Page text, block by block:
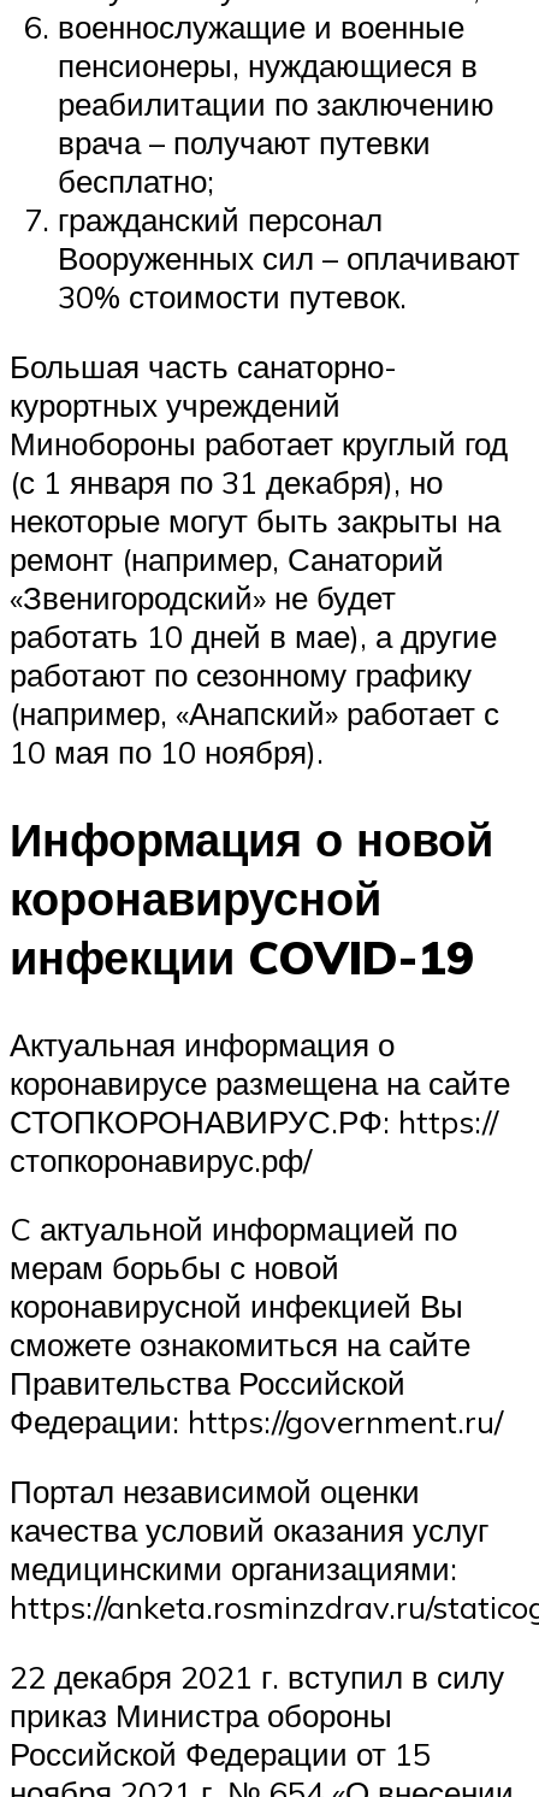
военнослужащие и военные
пенсионеры, нуждающиеся в
реабилитации по заключению
врача – получают путевки
бесплатно;
гражданский персонал
Вооруженных сил – оплачивают
30% стоимости путевок.
Большая часть санаторно-
курортных учреждений
Минобороны работает круглый год
(с 1 января по 31 декабря), но
некоторые могут быть закрыты на
ремонт (например, Санаторий
«Звенигородский» не будет
работать 10 дней в мае), а другие
работают по сезонному графику
(например, «Анапский» работает с
10 мая по 10 ноября).
Информация о новой
коронавирусной
инфекции COVID-19
Актуальная информация о
коронавирусе размещена на сайте
СТОПКОРОНАВИРУС.РФ: https://
стопкоронавирус.рф/
C актуальной информацией по
мерам борьбы с новой
коронавирусной инфекцией Вы
сможете ознакомиться на сайте
Правительства Российской
Федерации: https://government.ru/
Портал независимой оценки
качества условий оказания услуг
медицинскими организациями:
https://anketa.rosminzdrav.ru/
22 декабря 2021 г. вступил в силу
приказ Министра обороны
Российской Федерации от 15